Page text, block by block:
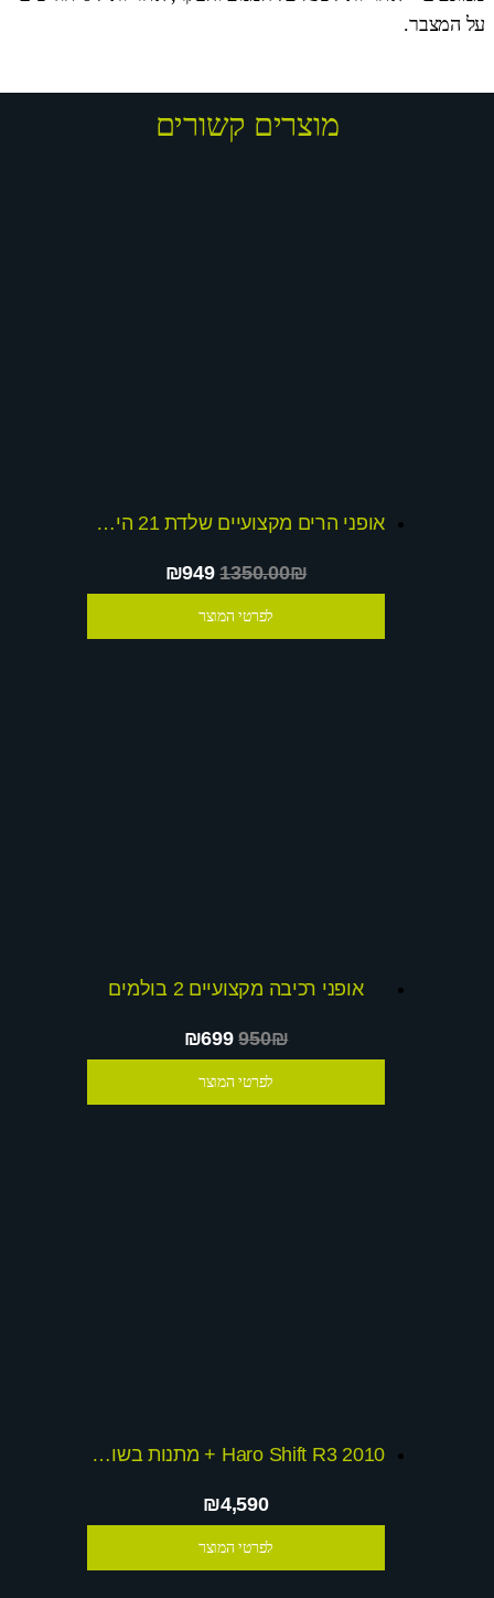
על המצבר.
מוצרים קשורים
אופני הרים מקצועיים שלדת 21 הילוכים שלדת כרומולי חזקה במיוחד
₪9491350.00₪
לפרטי המוצר
אופני רכיבה מקצועיים 2 בולמים
₪699950₪
לפרטי המוצר
Haro Shift R3 2010 + מתנות בשווי 1000 ש
₪4,590
לפרטי המוצר